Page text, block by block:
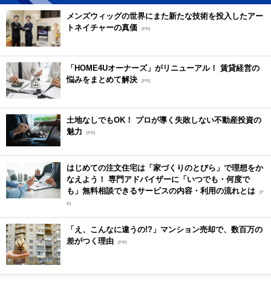
メンズウィッグの世界にまた新たな技術を投入したアー
トネイチャーの真価 [PR]
「HOME4Uオーナーズ」がリニューアル！ 賃貸経営の
悩みをまとめて解決 [PR]
土地なしでもOK！ プロが導く失敗しない不動産投資の
魅力
[PR]
はじめての注文住宅は「家づくりのとびら」で理想をか
なえよう！ 専門アドバイザーに「いつでも・何度で
も」無料相談できるサービスの内容・利用の流れとは [P
R]
「え、こんなに違うの!?」マンション売却で、数百万の
差がつく理由 [PR]